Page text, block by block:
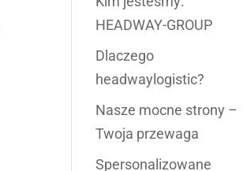
HEADWAY-GROUP
Dlaczego
headwaylogistic?
Nasze mocne strony –
Twoja przewaga
Spersonalizowane